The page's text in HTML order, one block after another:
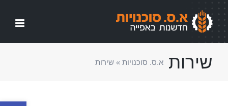
דלג
לתוכן
שירות א.ס. סוכנויות » שירות